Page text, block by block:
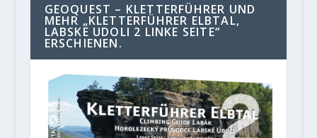
GEOQUEST – KLETTERFÜHRER UND
MEHR „KLETTERFÜHRER ELBTAL,
LABSKE UDOLI 2 LINKE SEITE“
ERSCHIENEN.